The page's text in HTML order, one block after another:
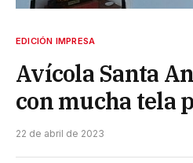
EDICIÓN IMPRESA
Avícola Santa
con mucha tela
22 de abril de 2023